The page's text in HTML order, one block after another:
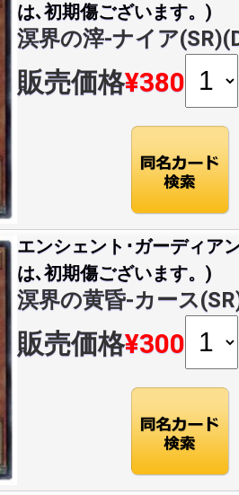
は､初期傷ございます。)
溟界の滓-ナイア
販売価格¥380
エンシェント･ガーディア
は､初期傷ございます。)
溟界の黄昏-カース
販売価格¥300